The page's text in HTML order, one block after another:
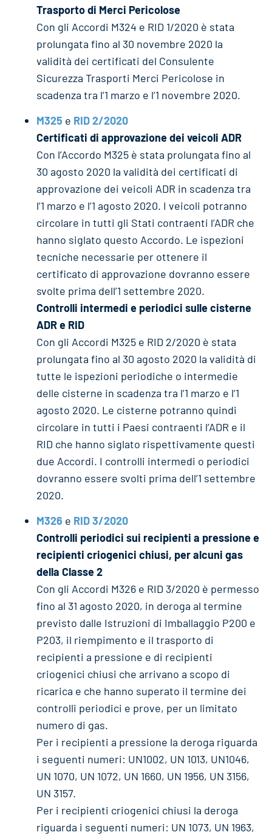
Trasporto di Merci Pericolose
Con gli Accordi M324 e RID 1/2020 è stata
prolungata fino al 30 novembre 2020 la
validità dei certificati del Consulente
Sicurezza Trasporti Merci Pericolose in
scadenza tra l’1 marzo e l’1 novembre 2020.
M325 e RID 2/2020
Certificati di approvazione dei veicoli ADR
Con l’Accordo M325 è stata prolungata fino al
30 agosto 2020 la validità dei certificati di
approvazione dei veicoli ADR in scadenza tra
l’1 marzo e l’1 agosto 2020. I veicoli potranno
circolare in tutti gli Stati contraenti l’ADR che
hanno siglato questo Accordo. Le ispezioni
tecniche necessarie per ottenere il
certificato di approvazione dovranno essere
svolte prima dell’1 settembre 2020.
Controlli intermedi e periodici sulle cisterne
ADR e RID
Con gli Accordi M325 e RID 2/2020 è stata
prolungata fino al 30 agosto 2020 la validità di
tutte le ispezioni periodiche o intermedie
delle cisterne in scadenza tra l’1 marzo e l’1
agosto 2020. Le cisterne potranno quindi
circolare in tutti i Paesi contraenti l’ADR e il
RID che hanno siglato rispettivamente questi
due Accordi. I controlli intermedi o periodici
dovranno essere svolti prima dell’1 settembre
2020.
M326 e RID 3/2020
Controlli periodici sui recipienti a pressione e
recipienti criogenici chiusi, per alcuni gas
della Classe 2
Con gli Accordi M326 e RID 3/2020 è permesso
fino al 31 agosto 2020, in deroga al termine
previsto dalle Istruzioni di Imballaggio P200 e
P203, il riempimento e il trasporto di
recipienti a pressione e di recipienti
criogenici chiusi che arrivano a scopo di
ricarica e che hanno superato il termine dei
controlli periodici e prove, per un limitato
numero di gas.
Per i recipienti a pressione la deroga riguarda
i seguenti numeri: UN1002, UN 1013, UN1046,
UN 1070, UN 1072, UN 1660, UN 1956, UN 3156,
UN 3157.
Per i recipienti criogenici chiusi la deroga
riguarda i seguenti numeri: UN 1073, UN 1963,